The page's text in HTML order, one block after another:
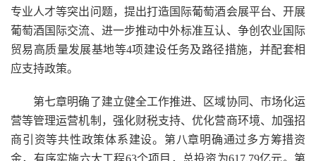
专业人才等突出问题，提出打造国际葡萄酒会展平台、开展
葡萄酒国际交流、进一步推动中外标准互认、争创农业国际
贸易高质量发展基地等4项建设任务及路径措施，并配套相
应支持政策。
第七章明确了建立健全工作推进、区域协同、市场化运
营等管理运营机制，强化财税支持、优化营商环境、加强招
商引资等共性政策体系建设。第八章明确通过多方筹措资
金，有序实施六大工程63个项目，总投资为617.79亿元。第